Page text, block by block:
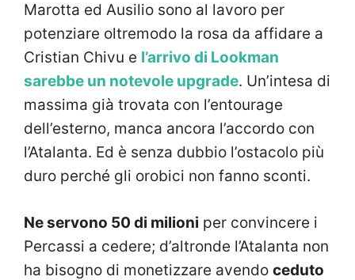
Marotta ed Ausilio sono al lavoro per
potenziare oltremodo la rosa da affidare a
Cristian Chivu e l’arrivo di Lookman
sarebbe un notevole upgrade. Un’intesa di
massima già trovata con l’entourage
dell’esterno, manca ancora l’accordo con
l’Atalanta. Ed è senza dubbio l’ostacolo più
duro perché gli orobici non fanno sconti.
Ne servono 50 di milioni per convincere i
Percassi a cedere; d’altronde l’Atalanta non
ha bisogno di monetizzare avendo ceduto